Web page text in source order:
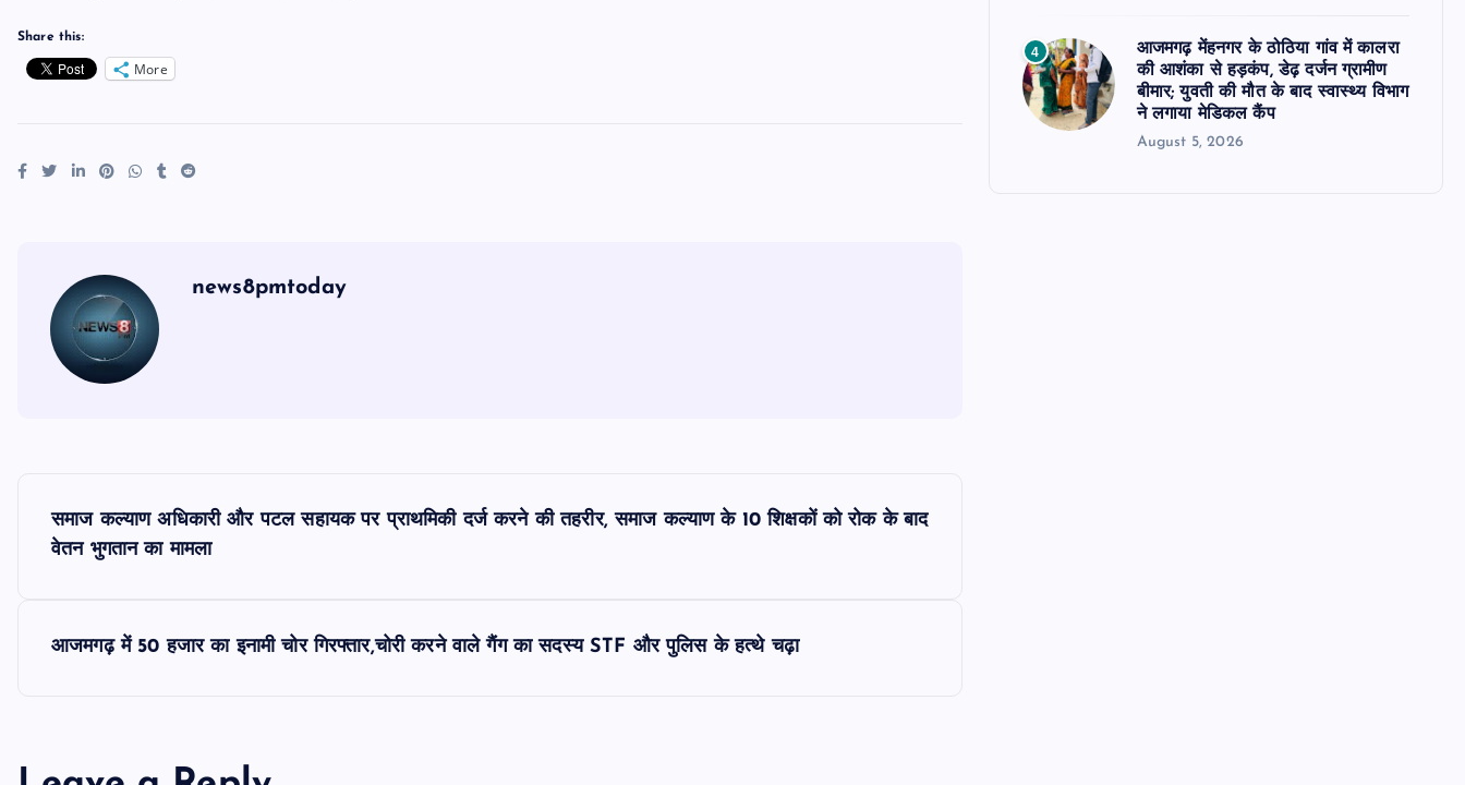
Share this:
More
news8pmtoday
समाज कल्याण अधिकारी और पटल सहायक पर प्राथमिकी दर्ज करने की तहरीर, समाज कल्याण के 10 शिक्षकों को रोक के बाद
वेतन भुगतान का मामला
आजमगढ़ में 50 हजार का इनामी चोर गिरफ्तार,चोरी करने वाले गैंग का सदस्य STF और पुलिस के हत्थे चढ़ा
4
आजमगढ़ मेंहनगर के ठोठिया गांव में कालरा
की आशंका से हड़कंप, डेढ़ दर्जन ग्रामीण
बीमार; युवती की मौत के बाद स्वास्थ्य विभाग
ने लगाया मेडिकल कैंप
August 5, 2026